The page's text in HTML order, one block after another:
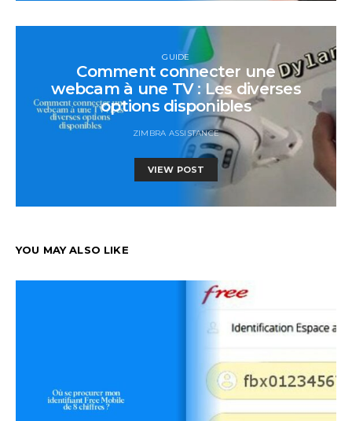
GUIDE
Comment connecter une
webcam à une TV : Les diverses
options disponibles
ZIMBRA ASSISTANCE
VIEW POST
YOU MAY ALSO LIKE